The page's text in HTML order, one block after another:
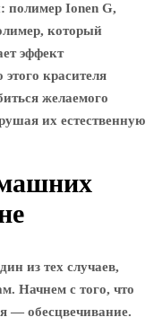
полимер Ionen G,
который
эффект
красителя
желаемого
их естественную
из тех случаев,
Начнем с того, что
— обесцвечивание.